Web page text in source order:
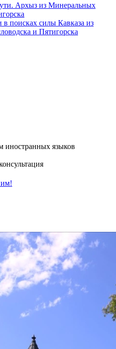
Архыз из Минеральных
поисках силы Кавказа из
и Пятигорска
иностранных языков